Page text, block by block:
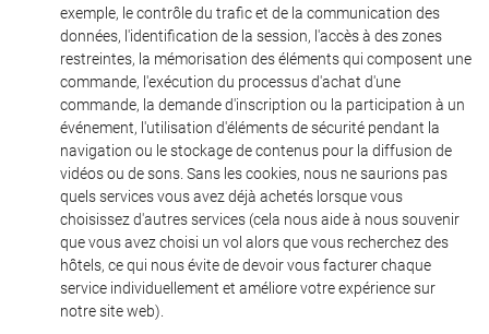
exemple, le contrôle du trafic et de la communication des
données, l'identification de la session, l'accès à des zones
restreintes, la mémorisation des éléments qui composent une
commande, l'exécution du processus d'achat d'une
commande, la demande d'inscription ou la participation à un
événement, l'utilisation d'éléments de sécurité pendant la
navigation ou le stockage de contenus pour la diffusion de
vidéos ou de sons. Sans les cookies, nous ne saurions pas
quels services vous avez déjà achetés lorsque vous
choisissez d'autres services (cela nous aide à nous souvenir
que vous avez choisi un vol alors que vous recherchez des
hôtels, ce qui nous évite de devoir vous facturer chaque
service individuellement et améliore votre expérience sur
notre site web).